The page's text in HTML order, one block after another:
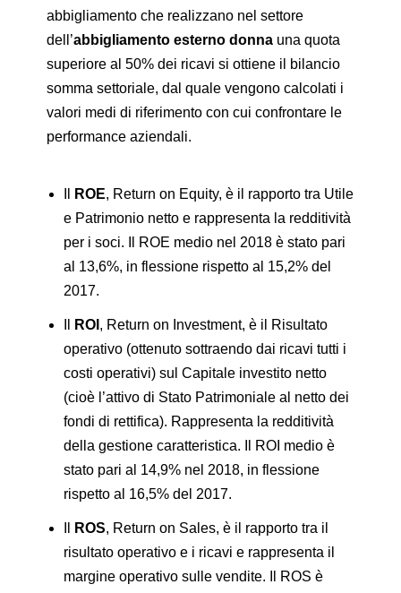
abbigliamento che realizzano nel settore
dell’abbigliamento esterno donna una quota
superiore al 50% dei ricavi si ottiene il bilancio
somma settoriale, dal quale vengono calcolati i
valori medi di riferimento con cui confrontare le
performance aziendali.
ROE, Return on Equity, è il rapporto tra Utile
e Patrimonio netto e rappresenta la redditività
per i soci. Il ROE medio nel 2018 è stato pari
al 13,6%, in flessione rispetto al 15,2% del
2017.
ROI , Return on Investment, è il Risultato
operativo (ottenuto sottraendo dai ricavi tutti i
costi operativi) sul Capitale investito netto
(cioè l’attivo di Stato Patrimoniale al netto dei
fondi di rettifica). Rappresenta la redditività
della gestione caratteristica. Il ROI medio è
stato pari al 14,9% nel 2018, in flessione
rispetto al 16,5% del 2017.
ROS, Return on Sales, è il rapporto tra il
risultato operativo e i ricavi e rappresenta il
margine operativo sulle vendite. Il ROS è